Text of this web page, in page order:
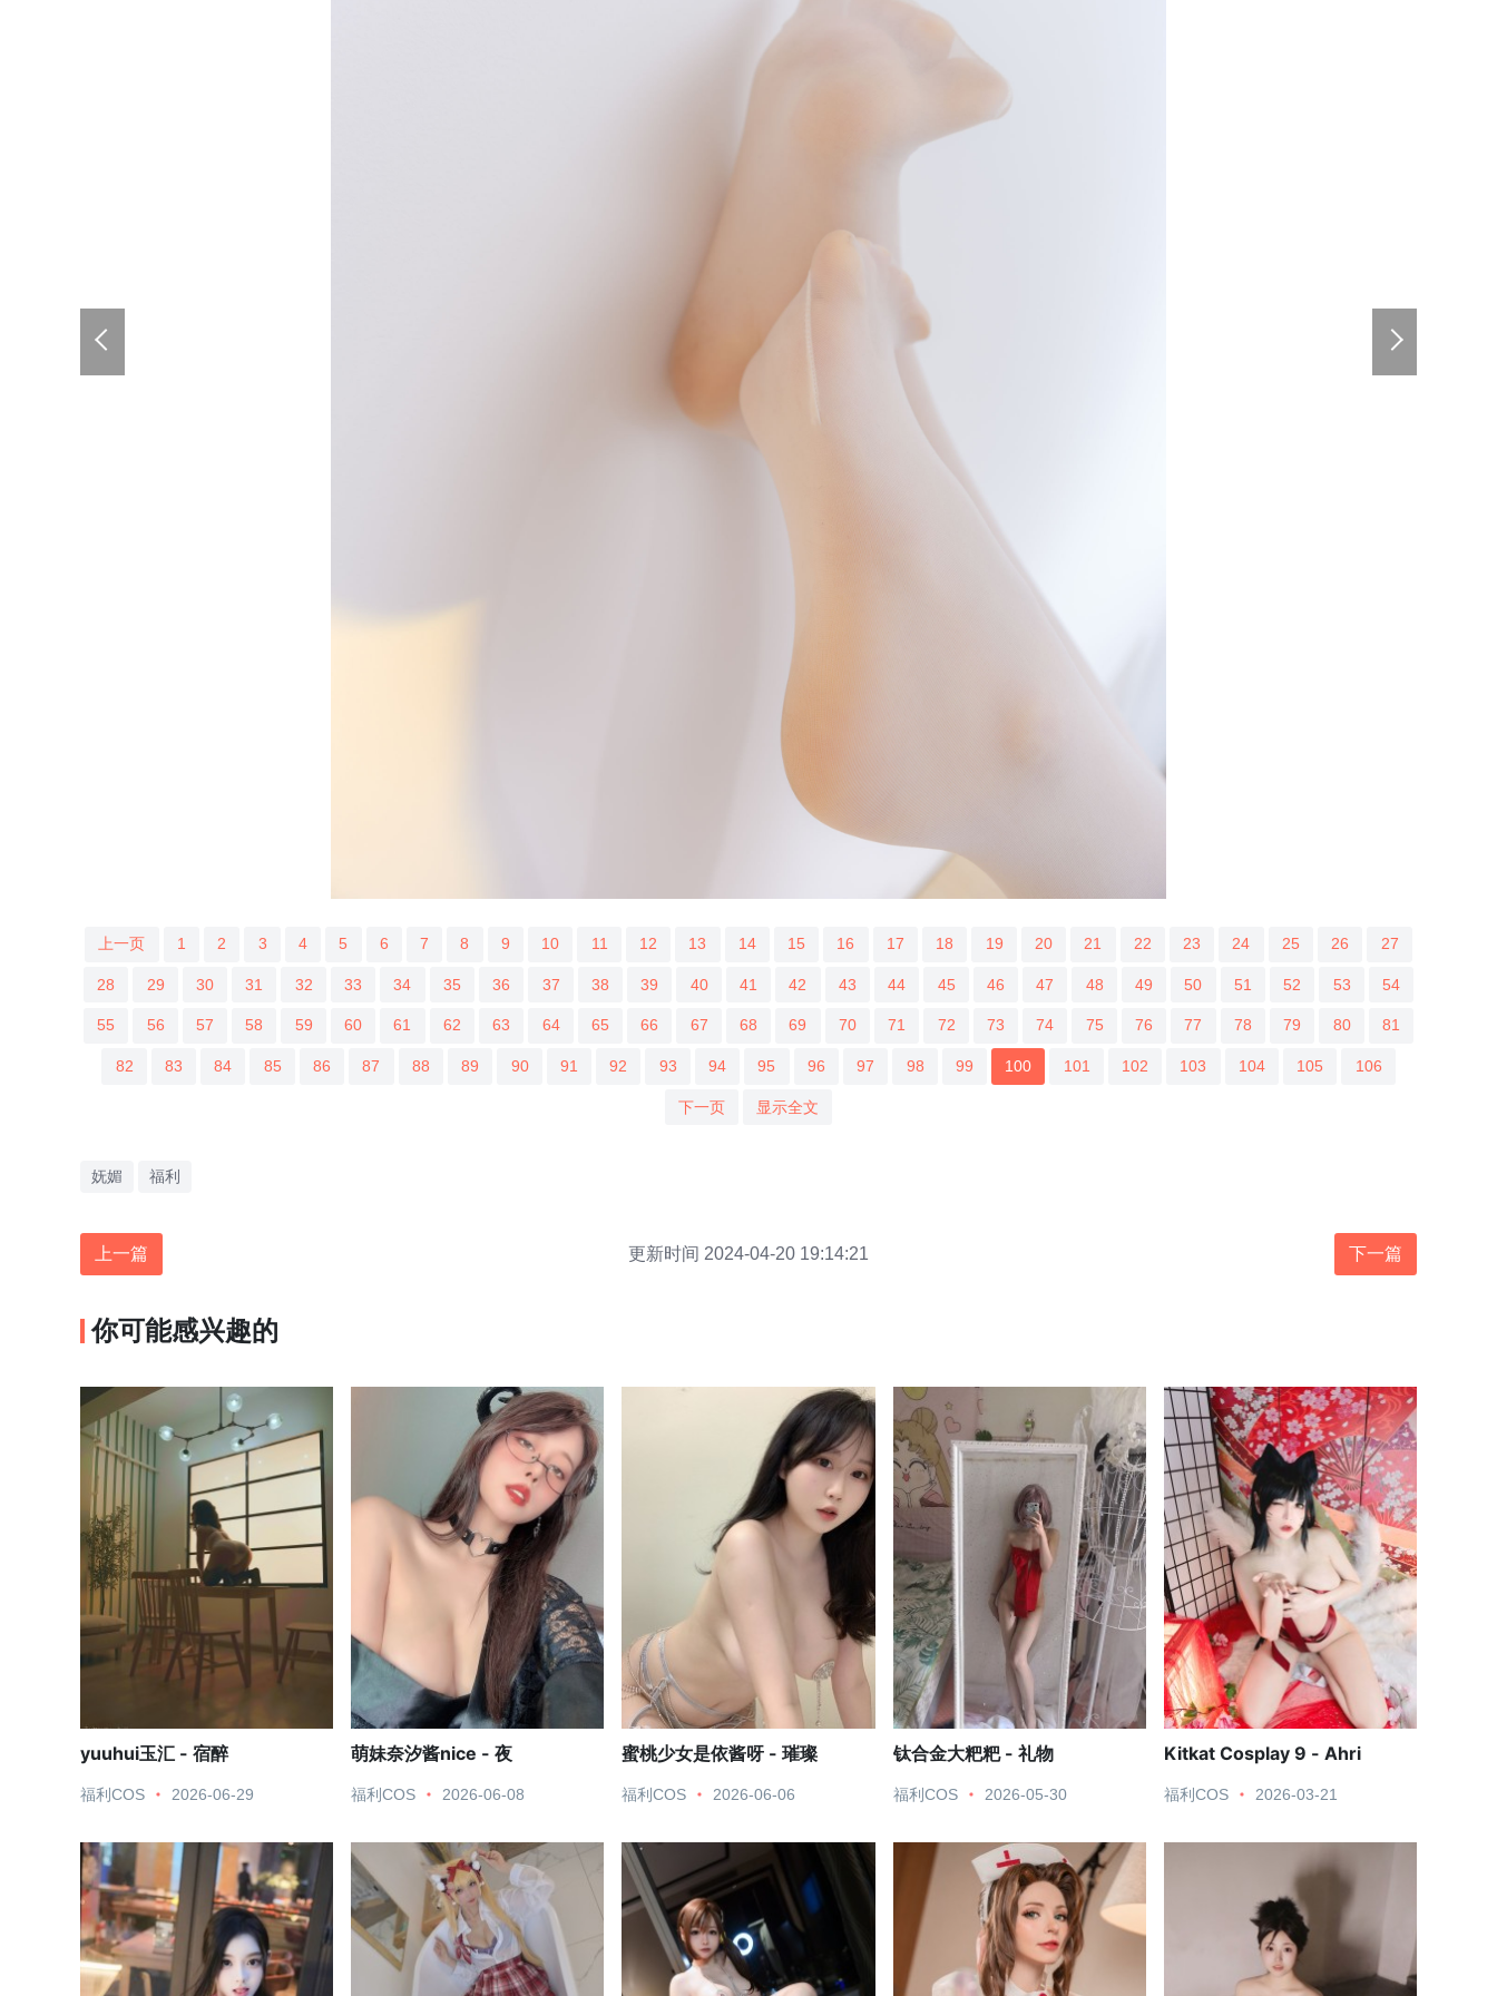
上一页 1 2 3 4 5 6 7 8 9 10 11 12 13 14 15 16 17 18 19 20 21 22 23 24 25 26 27
28 29 30 31 32 33 34 35 36 37 38 39 40 41 42 43 44 45 46 47 48 49 50 51 52 53 54
55 56 57 58 59 60 61 62 63 64 65 66 67 68 69 70 71 72 73 74 75 76 77 78 79 80 81
82 83 84 85 86 87 88 89 90 91 92 93 94 95 96 97 98 99 100 101 102 103 104 105 106
下一页 显示全文
妩媚 福利
上一篇 更新时间 2024-04-20 19:14:21 下一篇
你可能感兴趣的
yuuhui玉汇 - 宿醉
福利COS 2026-06-29
萌妹奈汐酱nice - 夜
福利COS 2026-06-08
蜜桃少女是依酱呀 - 璀璨
福利COS 2026-06-06
钛合金大粑粑 - 礼物
福利COS 2026-05-30
Kitkat Cosplay 9 - Ahri
福利COS 2026-03-21